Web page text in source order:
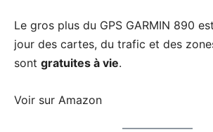
Le gros plus du GPS GARMIN 890
jour des cartes, du trafic et des
sont gratuites à vie.
Voir sur Amazon